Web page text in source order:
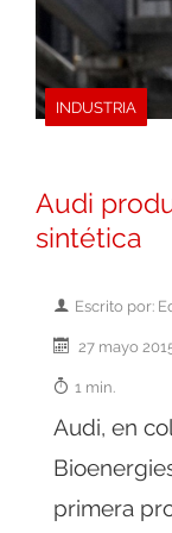
INDUSTRIA
Audi
sintética
Escrito por:
27 mayo
1 min.
Audi, en
primera